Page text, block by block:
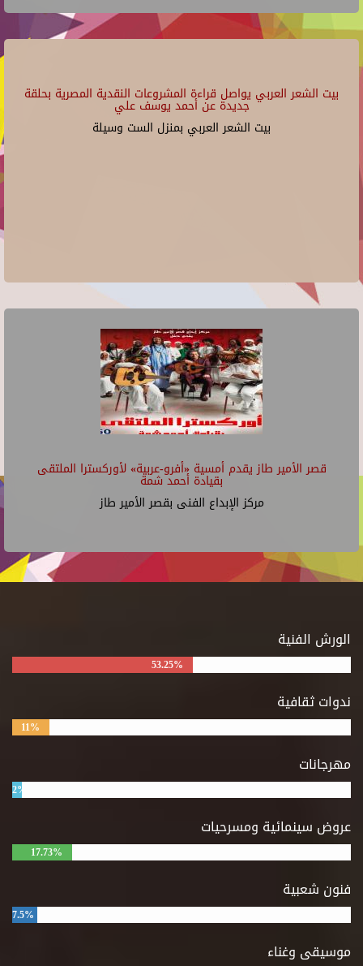
بيت الشعر العربي يواصل قراءة المشروعات النقدية المصرية بحلقة
جديدة عن أحمد يوسف علي
بيت الشعر العربي بمنزل الست وسيلة
قصر الأمير طاز يقدم أمسية «أفرو-عربية» لأوركسترا الملتقى
بقيادة أحمد شمة
مركز الإبداع الفنى بقصر الأمير طاز
الورش الفنية
53.25%
ندوات ثقافية
11%
مهرجانات
2%
عروض سينمائية ومسرحيات
17.73%
فنون شعبية
7.5%
موسيقى وغناء